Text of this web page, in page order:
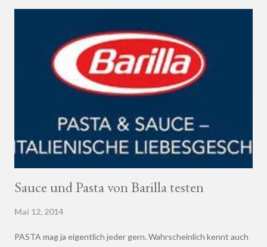
Sauce und Pasta von Barilla testen
Mai 12, 2014
PASTA mag ja eigentlich jeder gern. Wahrscheinlich kennt auch